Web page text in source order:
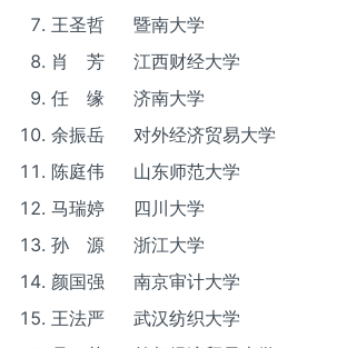
王圣哲 暨南大学
肖 芳 江西财经大学
任 缘 济南大学
余振岳 对外经济贸易大学
陈庭伟 山东师范大学
马瑞婷 四川大学
孙 源 浙江大学
颜国强 南京审计大学
王法严 武汉纺织大学